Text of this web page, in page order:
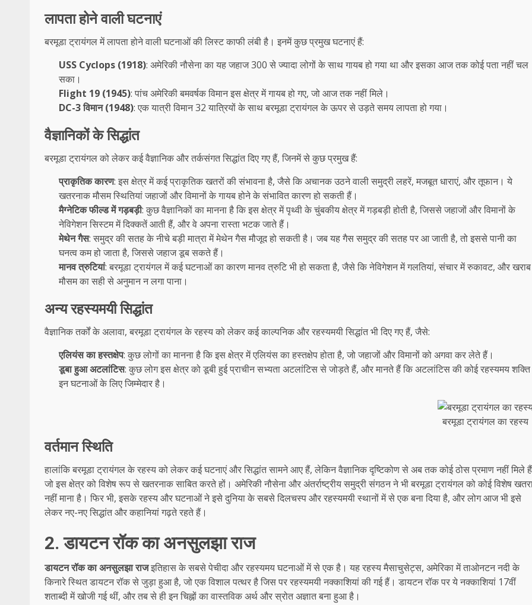
लापता होने वाली घटनाएं
बरमूडा ट्रायंगल में लापता होने वाली घटनाओं की लिस्ट काफी लंबी है। इनमें कुछ प्रमुख घटनाएं हैं:
USS Cyclops (1918): अमेरिकी नौसेना का यह जहाज 300 से ज्यादा लोगों के साथ गायब हो गया था और इसका आज तक कोई पता नहीं चल
सका।
Flight 19 (1945): पांच अमेरिकी बमवर्षक विमान इस क्षेत्र में गायब हो गए, जो आज तक नहीं मिले।
DC-3 विमान (1948): एक यात्री विमान 32 यात्रियों के साथ बरमूडा ट्रायंगल के ऊपर से उड़ते समय लापता हो गया।
वैज्ञानिकों के सिद्धांत
बरमूडा ट्रायंगल को लेकर कई वैज्ञानिक और तर्कसंगत सिद्धांत दिए गए हैं, जिनमें से कुछ प्रमुख हैं:
प्राकृतिक कारण: इस क्षेत्र में कई प्राकृतिक खतरों की संभावना है, जैसे कि अचानक उठने वाली समुद्री लहरें, मजबूत धाराएं, और तूफान। ये
खतरनाक मौसम स्थितियां जहाजों और विमानों के गायब होने के संभावित कारण हो सकती हैं।
मैग्नेटिक फील्ड में गड़बड़ी: कुछ वैज्ञानिकों का मानना है कि इस क्षेत्र में पृथ्वी के चुंबकीय क्षेत्र में गड़बड़ी होती है, जिससे जहाजों और विमानों के
नेविगेशन सिस्टम में दिक्कतें आती हैं, और वे अपना रास्ता भटक जाते हैं।
मेथेन गैस: समुद्र की सतह के नीचे बड़ी मात्रा में मेथेन गैस मौजूद हो सकती है। जब यह गैस समुद्र की सतह पर आ जाती है, तो इससे पानी का
घनत्व कम हो जाता है, जिससे जहाज डूब सकते हैं।
मानव त्रुटियां: बरमूडा ट्रायंगल में कई घटनाओं का कारण मानव त्रुटि भी हो सकता है, जैसे कि नेविगेशन में गलतियां, संचार में रुकावट, और खराब
मौसम का सही से अनुमान न लगा पाना।
अन्य रहस्यमयी सिद्धांत
वैज्ञानिक तर्कों के अलावा, बरमूडा ट्रायंगल के रहस्य को लेकर कई काल्पनिक और रहस्यमयी सिद्धांत भी दिए गए हैं, जैसे:
एलियंस का हस्तक्षेप: कुछ लोगों का मानना है कि इस क्षेत्र में एलियंस का हस्तक्षेप होता है, जो जहाजों और विमानों को अगवा कर लेते हैं।
डूबा हुआ अटलांटिस: कुछ लोग इस क्षेत्र को डूबी हुई प्राचीन सभ्यता अटलांटिस से जोड़ते हैं, और मानते हैं कि अटलांटिस की कोई रहस्यमय शक्ति
इन घटनाओं के लिए जिम्मेदार है।
बरमूडा ट्रायंगल का रहस्य
वर्तमान स्थिति
हालांकि बरमूडा ट्रायंगल के रहस्य को लेकर कई घटनाएं और सिद्धांत सामने आए हैं, लेकिन वैज्ञानिक दृष्टिकोण से अब तक कोई ठोस प्रमाण नहीं मिले हैं
जो इस क्षेत्र को विशेष रूप से खतरनाक साबित करते हों। अमेरिकी नौसेना और अंतर्राष्ट्रीय समुद्री संगठन ने भी बरमूडा ट्रायंगल को कोई विशेष
नहीं माना है। फिर भी, इसके रहस्य और घटनाओं ने इसे दुनिया के सबसे दिलचस्प और रहस्यमयी स्थानों में से एक बना दिया है, और लोग आज भी इसे
लेकर नए-नए सिद्धांत और कहानियां गढ़ते रहते हैं।
2. डायटन रॉक का अनसुलझा राज
डायटन रॉक का अनसुलझा राजइतिहास के सबसे पेचीदा और रहस्यमय घटनाओं में से एक है। यह रहस्य मैसाचुसेट्स, अमेरिका में ताओनटन नदी के
किनारे स्थित डायटन रॉक से जुड़ा हुआ है, जो एक विशाल पत्थर है जिस पर रहस्यमयी नक्काशियां की गई हैं। डायटन रॉक पर ये नक्काशियां 17वीं
शताब्दी में खोजी गई थीं, और तब से ही इन चिह्नों का वास्तविक अर्थ और स्रोत अज्ञात बना हुआ है।